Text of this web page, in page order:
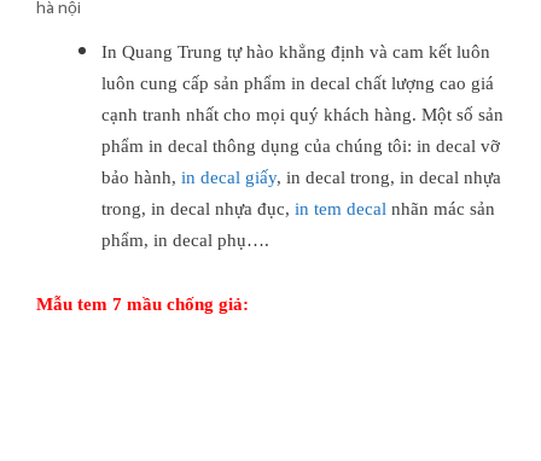
hà nội
In Quang Trung tự hào khẳng định và cam kết luôn
luôn cung cấp sản phẩm in decal chất lượng cao giá
cạnh tranh nhất cho mọi quý khách hàng. Một số sản
phẩm in decal thông dụng của chúng tôi: in decal vỡ
bảo hành, in decal giấy, in decal trong, in decal nhựa
trong, in decal nhựa đục, in tem decal nhãn mác sản
phẩm, in decal phụ….
Mẫu tem 7 mầu chống giả: